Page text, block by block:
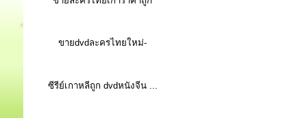
ขายdvdละครไทยใหม่-
ซีรีย์เกาหลีถูก dvdหนังจีน ...